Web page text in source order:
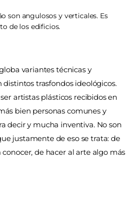
son angulosos y verticales. Es
de los edificios.
variantes técnicas y
trasfondos ideológicos.
artistas plásticos recibidos en
bien personas comunes y
decir y mucha inventiva. No son
justamente de eso se trata: de
de hacer al arte algo más